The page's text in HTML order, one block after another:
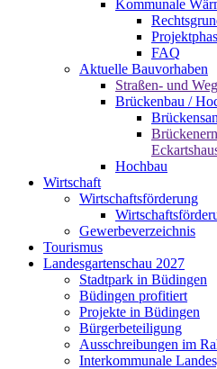
Kommunale
FAQ
Aktuelle Bauvorhaben
Straßen- und
Brückenbau /
Hochbau
Wirtschaft
Wirtschaftsförderung
Gewerbeverzeichnis
Tourismus
Landesgartenschau 2027
Stadtpark in Büdingen
Büdingen profitiert
Projekte in Büdingen
Bürgerbeteiligung
Ausschreibungen im
Interkommunale